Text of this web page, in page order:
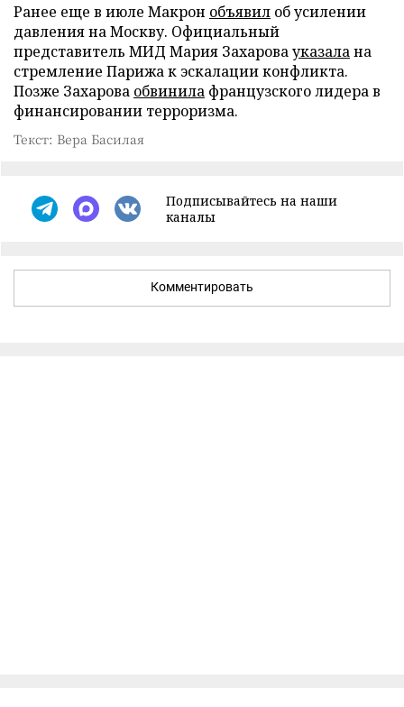
Ранее еще в июле Макрон объявил об усилении
давления на Москву. Официальный
представитель МИД Мария Захаровауказалана
стремление Парижа к эскалации конфликта.
Позже Захарова обвинила французского лидера в
финансировании терроризма.
Текст: Вера Басилая
Подписывайтесь на наши
каналы
Комментировать